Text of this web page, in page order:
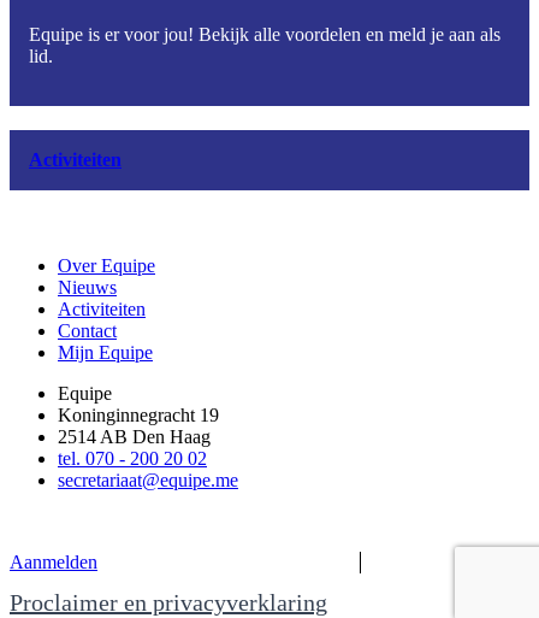
Equipe is er voor jou! Bekijk alle voordelen en meld je aan als
lid.
Activiteiten
Over Equipe
Nieuws
Activiteiten
Contact
Mijn Equipe
Equipe
Koninginnegracht 19
2514 AB Den Haag
tel. 070 - 200 20 02
secretariaat@equipe.me
Aanmelden
Proclaimer en privacyverklaring